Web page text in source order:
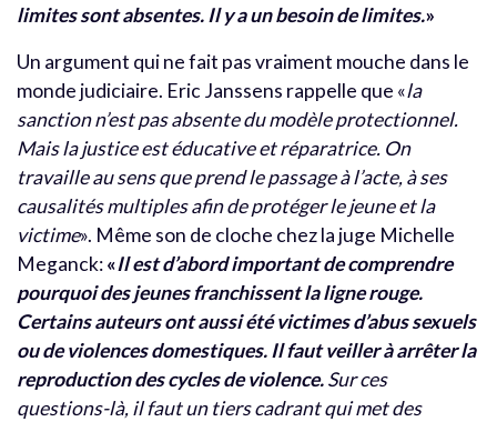
limites sont absentes. Il y a un besoin de limites.»
Un argument qui ne fait pas vraiment mouche dans le
monde judiciaire. Eric Janssens rappelle que «la
sanction n’est pas absente du modèle protectionnel.
Mais la justice est éducative et réparatrice. On
travaille au sens que prend le passage à l’acte, à ses
causalités multiples afin de protéger le jeune et la
victime». Même son de cloche chez la juge Michelle
Meganck:«Il est d’abord important de comprendre
pourquoi des jeunes franchissent la ligne rouge.
Certains auteurs ont aussi été victimes d’abus sexuels
ou de violences domestiques. Il faut veiller à arrêter la
reproduction des cycles de violence.Sur ces
questions-là, il faut un tiers cadrant qui met des